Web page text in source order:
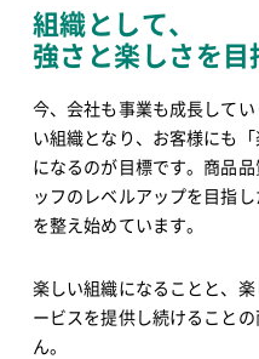
組織として、
強さと楽しさを目
今、会社も事業も成長して
い組織となり、お客様にも
になるのが目標です。商品
ッフのレベルアップを目指
を整え始めています。
楽しい組織になることと、
ービスを提供し続けること
ん。